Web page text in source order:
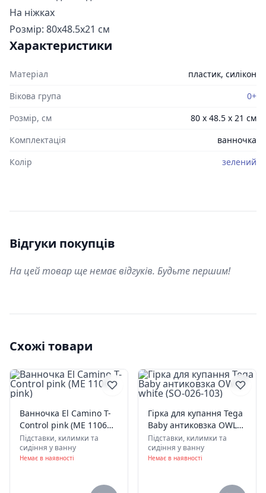
На ніжках
Розмір: 80х48.5х21 см
Характеристики
Матеріал
пластик, силікон
Вікова група
0+
Розмір, см
80 х 48.5 х 21 см
Комплектація
ванночка
Колір
зелений
Відгуки покупців
На цей товар ще немає відгуків. Будьте першим!
Схожі товари
Ванночка El Camino T-
Control pink (ME 1106
pink)
Підставки, килимки та
сидіння у ванну
Немає в наявності
Гірка для купання Tega
Baby антиковзка OWLS
white (SO-026-103)
Підставки, килимки та
сидіння у ванну
Немає в наявності